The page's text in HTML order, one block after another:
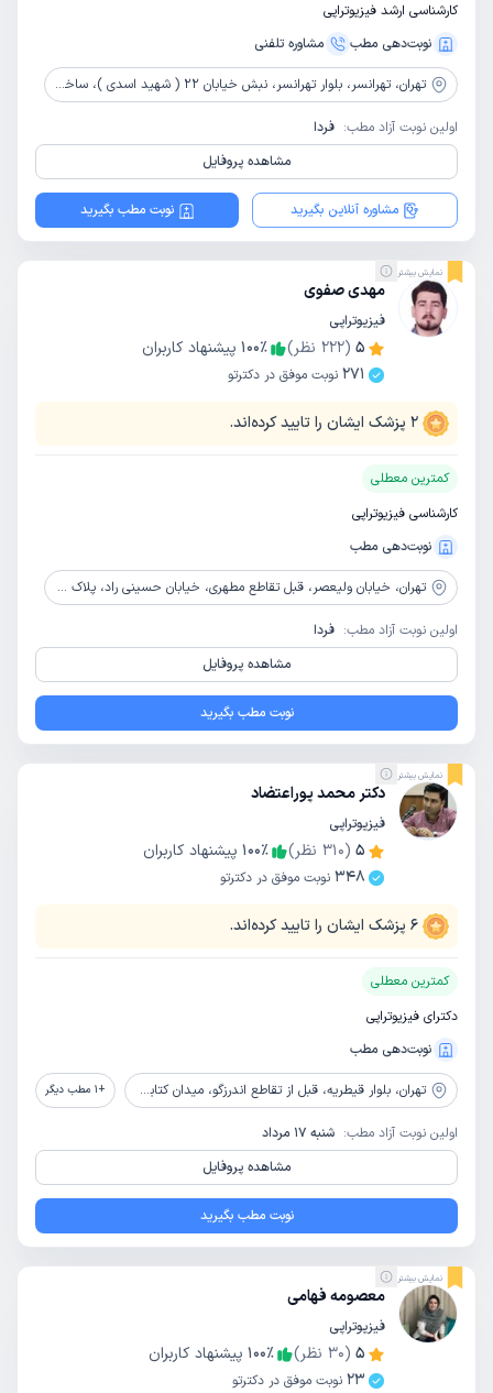
کارشناسی ارشد فیزیوتراپی
نوبت‌دهی مطب
مشاوره‌ تلفنی
تهران،تهرانسر، بلوار تهرانسر، نبش خیابان 22 ( شهید اسدی )، ساختمان امیر، طبقه اول، واحد 7
اولین نوبت آزاد مطب: فردا
مشاهده پروفایل
مشاوره آنلاین بگیرید نوبت مطب بگیرید
نمایش بیشتر
مهدی صفوی
فیزیوتراپی
5
(
222 نظر) 100٪
پیشنهاد کاربران
271 نوبت موفق در دکترتو
2 پزشک ایشان را تایید کرده‌اند.
کمترین معطلی
کارشناسی فیزیوتراپی
نوبت‌دهی مطب
تهران، خیابان ولیعصر، قبل تقاطع مطهری، خیابان حسینی راد، پلاک 48، ساختمان رادکام، واحد همکف
اولین نوبت آزاد مطب: فردا
مشاهده پروفایل
نوبت مطب بگیرید
نمایش بیشتر
دکتر محمد پوراعتضاد
فیزیوتراپی
5
(
310 نظر) 100٪
پیشنهاد کاربران
348 نوبت موفق در دکترتو
6 پزشک ایشان را تایید کرده‌اند.
کمترین معطلی
دکترای فیزیوتراپی
نوبت‌دهی مطب
تهران، بلوار قیطریه، قبل از تقاطع اندرزگو، میدان کتابی، کوچه نامی، پلاک 6 ، طبقه همکف، واحد 49 +
1 مطب دیگر
اولین نوبت آزاد مطب: شنبه 17 مرداد
مشاهده پروفایل
نوبت مطب بگیرید
نمایش بیشتر
معصومه فهامی
فیزیوتراپی
5
(
30 نظر) 100٪
پیشنهاد کاربران
23 نوبت موفق در دکترتو